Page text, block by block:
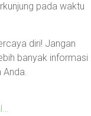
pada waktu
diri! Jangan
banyak informasi
Anda.